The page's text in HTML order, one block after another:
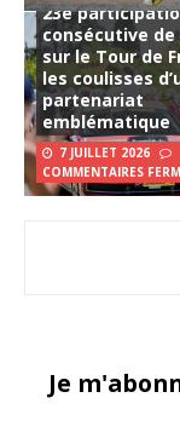
23e
consécutive de
sur le Tour de
les coulisses
partenariat
emblématique
7 JUILLET 2026
COMMENTAIRES
Je